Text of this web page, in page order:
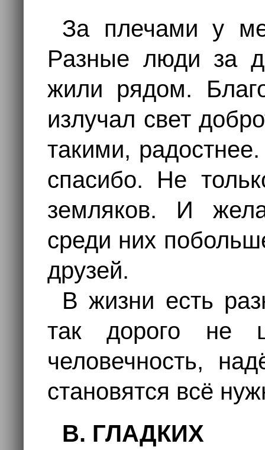
За плечами у
Разные люди за
жили рядом.
излучал свет
такими,
спасибо. Не
земляков. И
среди них
друзей.
В жизни есть
так дорого не
человечность,
становятся всё
В. ГЛАДКИХ